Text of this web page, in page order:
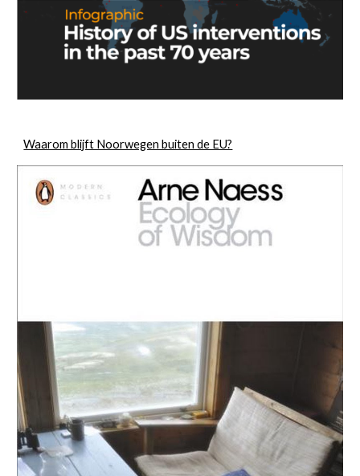
Waarom blijft Noorwegen buiten de EU?